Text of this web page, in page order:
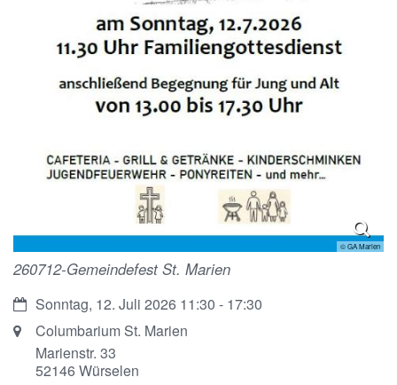
© GA Marien
260712-Gemeindefest St. Marien
Datum:Sonntag, 12. Juli 2026 11:30 - 17:30
Ort: Columbarium St. Marien
Marienstr. 33
52146Würselen